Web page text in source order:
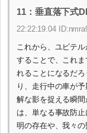
11：垂直落下式
22:22:19.04
これから、ユピテ
することで、これ
れることになるだ
り、走行中の車が
解な影を捉える瞬
は、単なる事故防
明の存在や、我々